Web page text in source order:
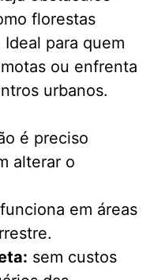
florestas
para quem
ou enfrenta
urbanos.
é preciso
alterar o
funciona em áreas
sem custos